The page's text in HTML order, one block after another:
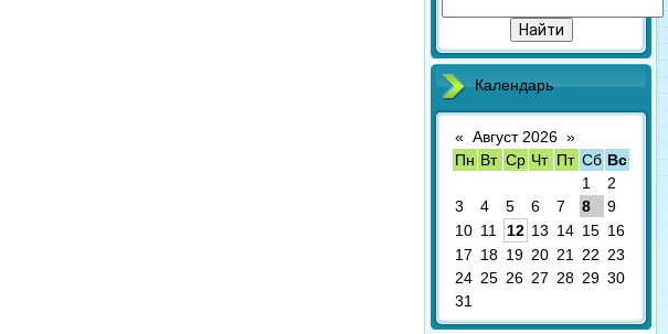
Календарь
« Август 2026 »
Пн Вт Ср Чт Пт Сб Вс
1
2
3
4 5 6 7 8
9
10 11 12 13 14 15 16
17 18 19 20 21 22 23
24 25 26 27 28 29 30
31